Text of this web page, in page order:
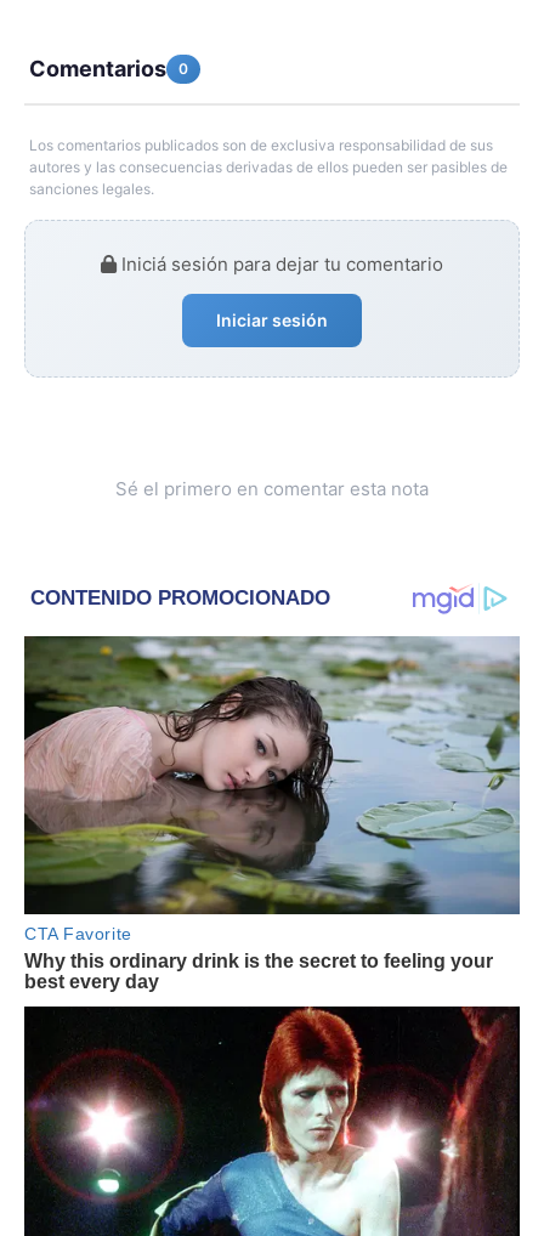
Comentarios 0
Los comentarios publicados son de exclusiva responsabilidad de sus
autores y las consecuencias derivadas de ellos pueden ser pasibles de
sanciones legales.
Iniciá sesión para dejar tu comentario
Iniciar sesión
Sé el primero en comentar esta nota